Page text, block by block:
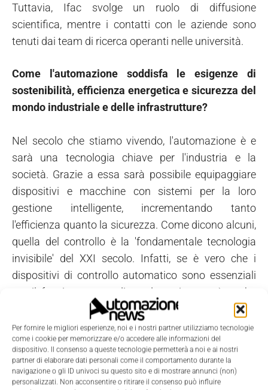
Per fornire le migliori esperienze, noi e i nostri partner utilizziamo tecnologie
come i cookie per memorizzare e/o accedere alle informazioni del
dispositivo. Il consenso a queste tecnologie permetterà a noi e ai nostri
partner di elaborare dati personali come il comportamento durante la
navigazione o gli ID univoci su questo sito e di mostrare annunci (non)
personalizzati. Non acconsentire o ritirare il consenso può influire
Tuttavia, Ifac svolge un ruolo di diffusione
scientifica, mentre i contatti con le aziende sono
tenuti dai team di ricerca operanti nelle università.
Come l'automazione soddisfa le esigenze di
sostenibilità, efficienza energetica e sicurezza del
mondo industriale e delle infrastrutture?
Nel secolo che stiamo vivendo, l'automazione è e
sarà una tecnologia chiave per l'industria e la
società. Grazie a essa sarà possibile equipaggiare
dispositivi e macchine con sistemi per la loro
gestione intelligente, incrementando tanto
l'efficienza quanto la sicurezza. Come dicono alcuni,
quella del controllo è la 'fondamentale tecnologia
invisibile' del XXI secolo. Infatti, se è vero che i
dispositivi di controllo automatico sono essenziali
per il funzionamento di un dato sistema, è anche
vero che tali dispositivi sono generalmente immersi
all'interno di una centralina elettronica dislocata in
qualche punto nascosto della macchina, invisibile e
ignoto ai più.